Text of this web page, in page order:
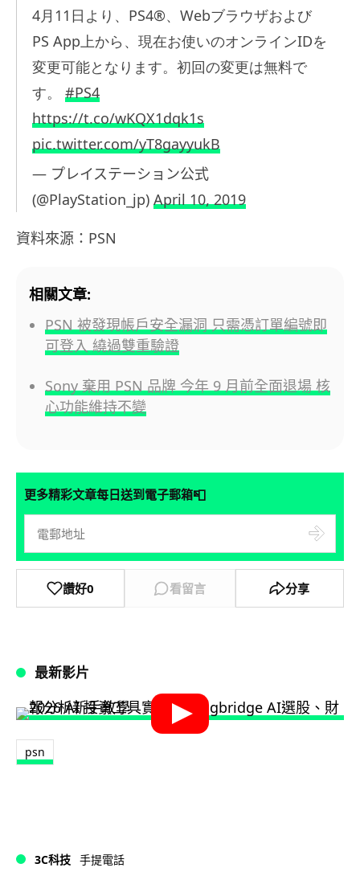
4月11日より、PS4®、Webブラウザおよび
PS App上から、現在お使いのオンラインIDを
変更可能となります。初回の変更は無料で
す。 #PS4
https://t.co/wKQX1dqk1s
pic.twitter.com/yT8gayyukB
— プレイステーション公式
(@PlayStation_jp) April 10, 2019
資料來源：PSN
相關文章:
PSN 被發現帳戶安全漏洞 只需憑訂單編號即
可登入 繞過雙重驗證
Sony 棄用 PSN 品牌 今年 9 月前全面退場 核
心功能維持不變
更多精彩文章每日送到電子郵箱📮
讚好0 看留言 分享
最新影片
psn
3C科技 手提電話